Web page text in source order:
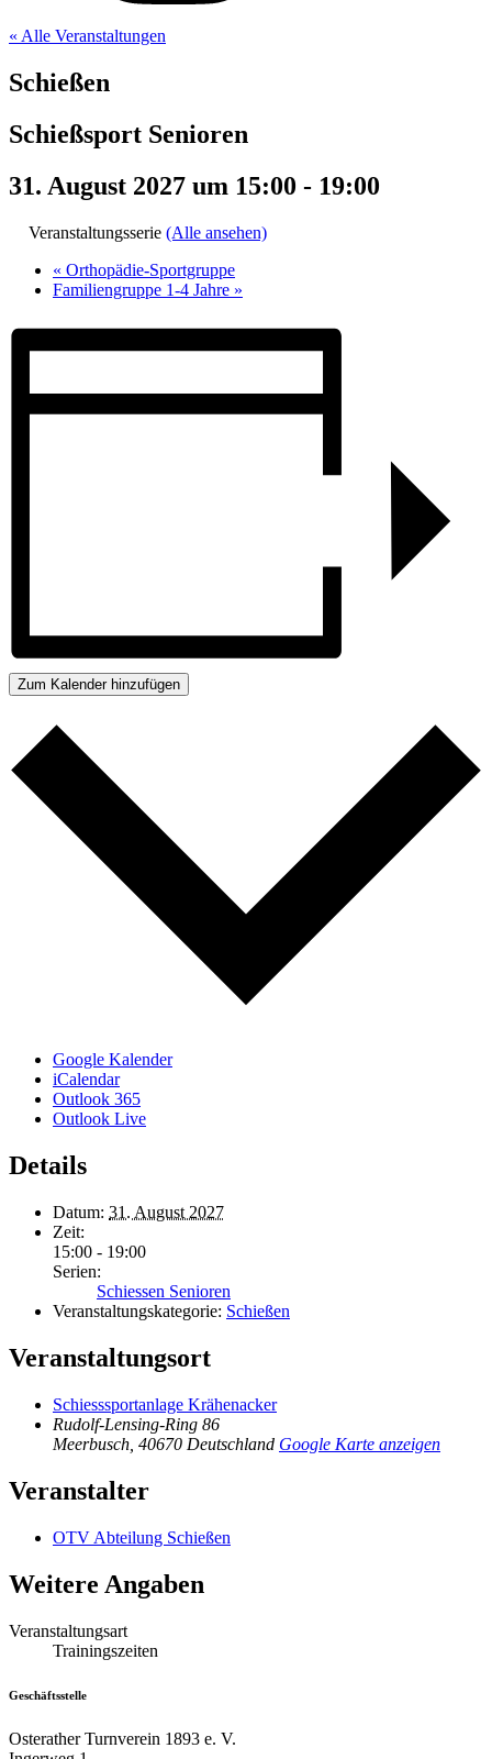
« Alle Veranstaltungen
Schießen
Schießsport Senioren
31. August 2027 um 15:00 - 19:00
Veranstaltungsserie (Alle ansehen)
« Orthopädie-Sportgruppe
Familiengruppe 1-4 Jahre »
Zum Kalender hinzufügen
Google Kalender
iCalendar
Outlook 365
Outlook Live
Details
Datum: 31. August 2027
Zeit:
15:00 - 19:00
Serien:
Schiessen Senioren
Veranstaltungskategorie: Schießen
Veranstaltungsort
Schiesssportanlage Krähenacker
Rudolf-Lensing-Ring 86
Meerbusch 40670 Deutschland Google Karte anzeigen
Veranstalter
OTV Abteilung Schießen
Weitere Angaben
Veranstaltungsart
Trainingszeiten
Geschäftsstelle
Osterather Turnverein 1893 e. V.